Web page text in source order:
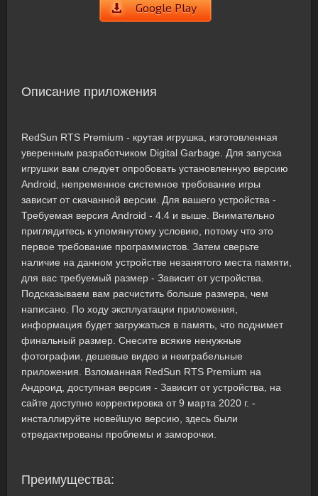
Google Play
Описание приложения
RedSun RTS Premium - крутая игрушка, изготовленная
уверенным разработчиком Digital Garbage. Для запуска
игрушки вам следует опробовать установленную версию
Android, непременное системное требование игры
зависит от скачанной версии. Для вашего устройства -
Требуемая версия Android - 4.4 и выше. Внимательно
приглядитесь к упомянутому условию, потому что это
первое требование программистов. Затем сверьте
наличие на данном устройстве незанятого места памяти,
для вас требуемый размер - Зависит от устройства.
Подсказываем вам расчистить больше размера, чем
написано. По ходу эксплуатации приложения,
информация будет загружаться в память, что поднимет
финальный размер. Снесите всякие ненужные
фотографии, дешевые видео и неиграбельные
приложения. Взломанная RedSun RTS Premium на
Андроид, доступная версия - Зависит от устройства, на
сайте доступно корректировка от 9 марта 2020 г. -
инсталлируйте новейшую версию, здесь были
отредактированы проблемы и заморочки.
Преимущества: